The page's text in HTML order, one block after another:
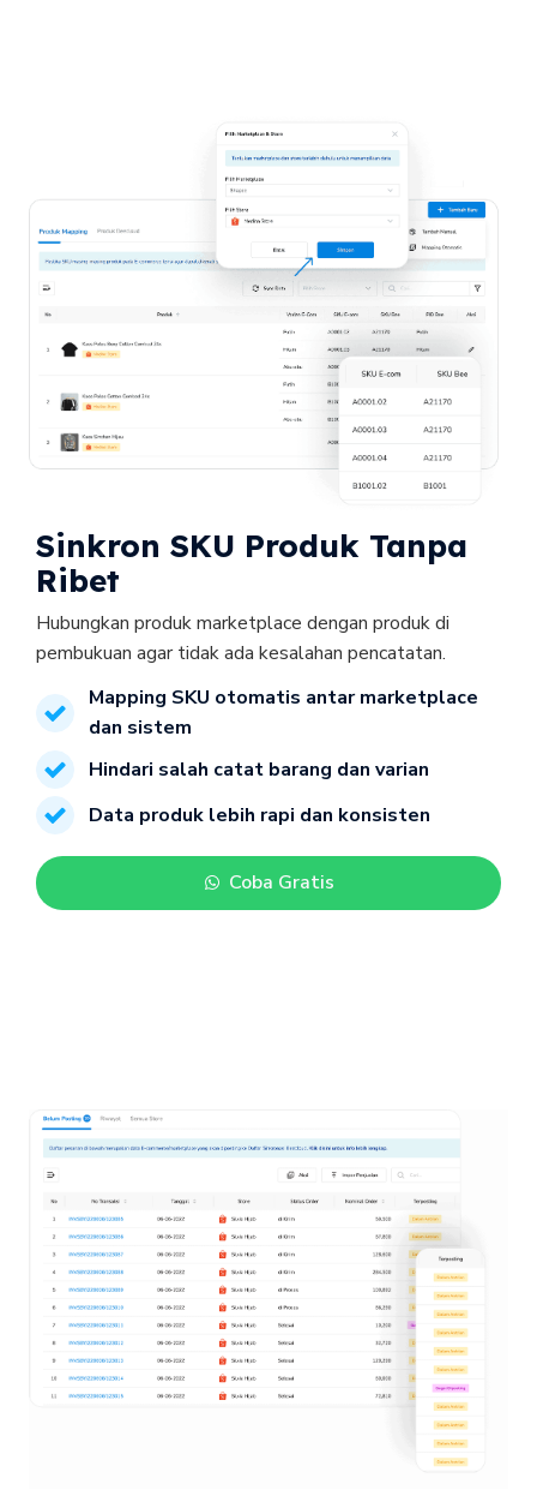
Sinkron SKU Produk Tanpa
Ribet
Hubungkan produk marketplace dengan produk di
pembukuan agar tidak ada kesalahan pencatatan.
Mapping SKU otomatis antar marketplace
dan sistem
Hindari salah catat barang dan varian
Data produk lebih rapi dan konsisten
Coba Gratis